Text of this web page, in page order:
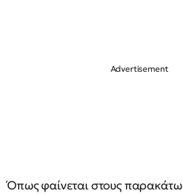
Όπως φαίνεται στους παρακάτω